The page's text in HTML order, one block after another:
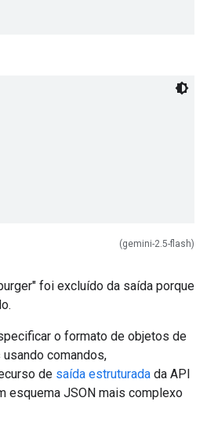
(gemini-2.5-flash)
foi excluído da saída porque
o formato de objetos de
comandos,
de saída estruturada da API
esquema JSON mais complexo